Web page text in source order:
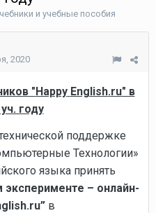
и учебные пособия
2020
"Happy English.ru" в
году
поддержке
Технологии»
языка принять
эксперименте – онлайн-
в